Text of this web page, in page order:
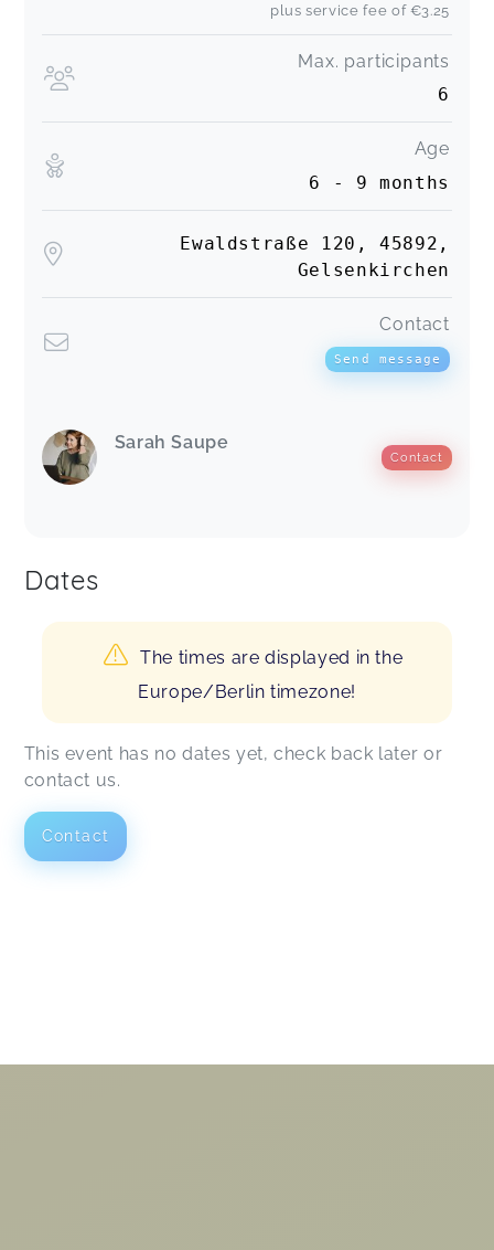
plus service fee of €3.25
Max. participants
6
Age
6 - 9 months
Ewaldstraße 120, 45892,
Gelsenkirchen
Contact
Send message
Sarah Saupe
Contact
Dates
The times are displayed in the
Europe/Berlin timezone!
This event has no dates yet, check back later or
contact us.
Contact